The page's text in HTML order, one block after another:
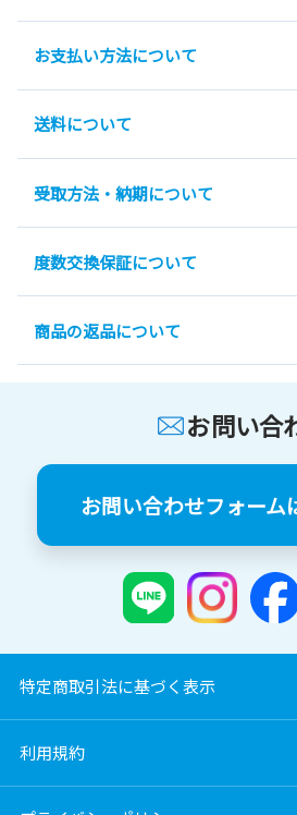
お支払い方法について
送料について
受取方法・納期について
度数交換保証について
商品の返品について
お問い合
お問い合わせフォーム
特定商取引法に基づく表示
利用規約